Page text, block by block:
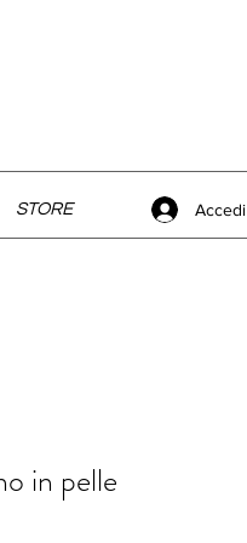
STORE Accedi
in pelle